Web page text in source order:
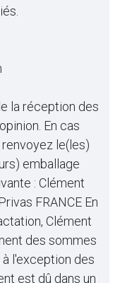
la réception des
En cas
le(les)
emballage
: Clément
FRANCE En
Clément
des sommes
l'exception des
est dû dans un